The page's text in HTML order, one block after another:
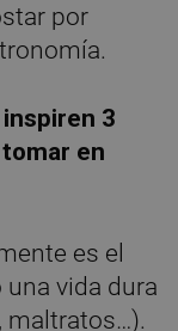
por
inspiren 3
en
es el
vida dura
maltratos…).